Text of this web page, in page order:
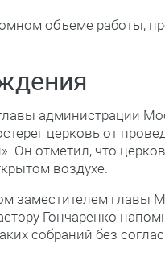
объеме работы,
администрации
церковь от
Он отметил, что
воздухе.
заместителем
Гончаренко
собраний без